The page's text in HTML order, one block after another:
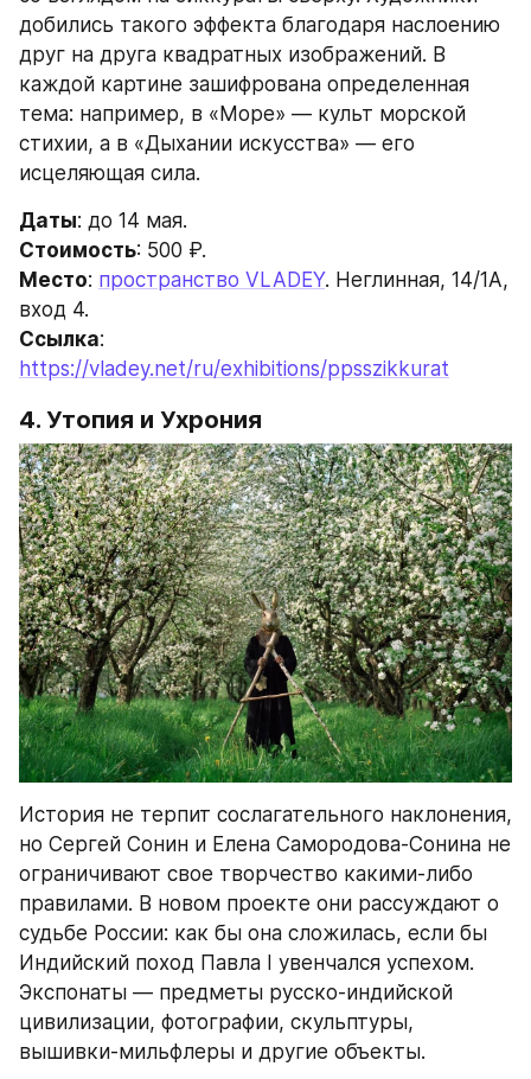
добились такого эффекта благодаря наслоению
друг на друга квадратных изображений. В
каждой картине зашифрована определенная
тема: например, в «Море» — культ морской
стихии, а в «Дыхании искусства» — его
исцеляющая сила.
Даты: до 14 мая.
Стоимость: 500 ₽.
Место: пространство VLADEY. Неглинная, 14/1А,
вход 4.
Ссылка
https://vladey.net/ru/exhibitions/ppsszikkurat
4. Утопия и Ухрония
История не терпит сослагательного наклонения,
но Сергей Сонин и Елена Самородова-Сонина не
ограничивают свое творчество какими-либо
правилами. В новом проекте они рассуждают о
судьбе России: как бы она сложилась, если бы
Индийский поход Павла I увенчался успехом.
Экспонаты — предметы русско-индийской
цивилизации, фотографии, скульптуры,
вышивки-мильфлеры и другие объекты.